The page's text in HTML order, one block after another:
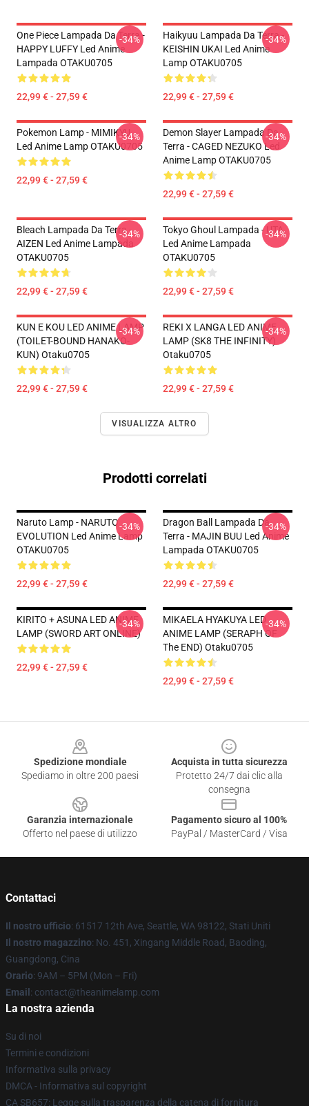
One Piece Lampada Da Terra -
HAPPY LUFFY Led Anime
Lampada OTAKU0705
22,99 € - 27,59 €
-34%
Haikyuu Lampada Da Terra -
KEISHIN UKAI Led Anime
Lamp OTAKU0705
22,99 € - 27,59 €
-34%
Pokemon Lamp - MIMIKYU
Led Anime Lamp OTAKU0705
22,99 € - 27,59 €
-34%
Demon Slayer Lampada Da
Terra - CAGED NEZUKO Led
Anime Lamp OTAKU0705
22,99 € - 27,59 €
-34%
Bleach Lampada Da Terra -
AIZEN Led Anime Lampada
OTAKU0705
22,99 € - 27,59 €
-34%
Tokyo Ghoul Lampada - UTA
Led Anime Lampada
OTAKU0705
22,99 € - 27,59 €
-34%
KUN E KOU LED ANIME LAMP
(TOILET-BOUND HANAKO-
KUN) Otaku0705
22,99 € - 27,59 €
-34%
REKI X LANGA LED ANIME
LAMP (SK8 THE INFINITY)
Otaku0705
22,99 € - 27,59 €
-34%
VISUALIZZA ALTRO
Prodotti correlati
Naruto Lamp - NARUTO
EVOLUTION Led Anime Lamp
OTAKU0705
22,99 € - 27,59 €
-34%
Dragon Ball Lampada Da
Terra - MAJIN BUU Led Anime
Lampada OTAKU0705
22,99 € - 27,59 €
-34%
KIRITO + ASUNA LED ANIME
LAMP (SWORD ART ONLINE)
22,99 € - 27,59 €
-34%
MIKAELA HYAKUYA LED
ANIME LAMP (SERAPH OF
The END) Otaku0705
22,99 € - 27,59 €
-34%
Spedizione mondiale
Spediamo in oltre 200 paesi
Acquista in tutta sicurezza
Protetto 24/7 dai clic alla
consegna
Garanzia internazionale
Offerto nel paese di utilizzo
Pagamento sicuro al 100%
PayPal / MasterCard / Visa
Contattaci
Il nostro ufficio: 61517 12th Ave, Seattle, WA 98122, Stati Uniti
Il nostro magazzino: No. 451, Xingang Middle Road, Baoding,
Guangdong, Cina
Orario: 9AM – 5PM (Mon – Fri)
Email : contact@theanimelamp.com
La nostra azienda
Su di noi
Termini e condizioni
Informativa sulla privacy
DMCA - Informativa sul copyright
CA SB657: Legge sulla trasparenza della catena di fornitura